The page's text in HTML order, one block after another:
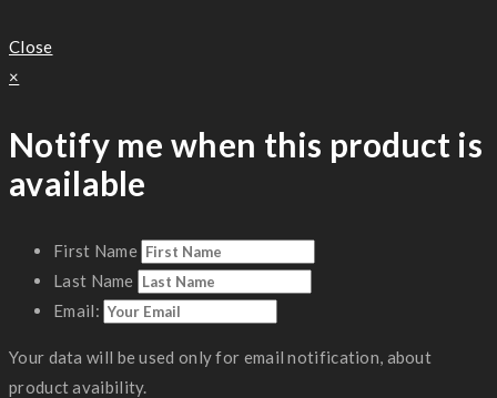
Close
×
Notify me when this product is
available
First Name
Last Name
Email:
Your data will be used only for email notification, about
product avaibility.